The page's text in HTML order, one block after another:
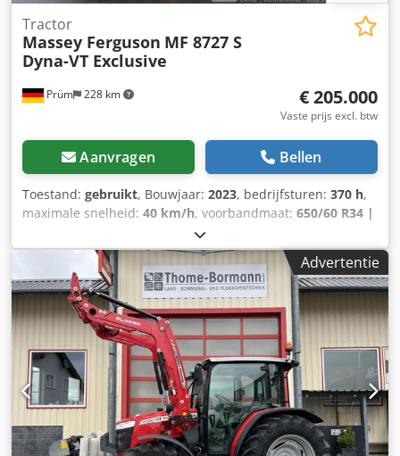
Prüm 228 km
Tractor
Massey Ferguson MF 8727 S
Dyna-VT Exclusive
€ 205.000
Vaste prijs excl. btw
Aanvragen Bellen
Toestand: gebruikt, Bouwjaar: 2023, bedrijfsturen: 370 h,
maximale snelheid: 40 km/h, voorbandmaat: 650/60 R34 |
710/75 R42 | 0%
710/75 R42, Banden (v): 650/60 R34, Banden (a): 710/75
R42, Bedrijfsuren: 370, Eerste toelating: 19-12-
2024_____Standaarduitrusting / technische
gegevensMotorNominaal vermogen (ISO) 176/240 kW/pk bij
2.100 tpmMax. vermogen (ISO) 198/270 kW/pk bij 1.950
tpmEPM - Max. vermogen (ISO) 221/300 kW/pk bij 1.950
tpmMax. koppel 1.220 Nm bij 1.500 tpmEPM - Max. koppel
1.300 Nm bij 1.500 tpmAGCO Power, STAGE V
Dkjdpfxjvqakxo Aqwsr
Advertentie